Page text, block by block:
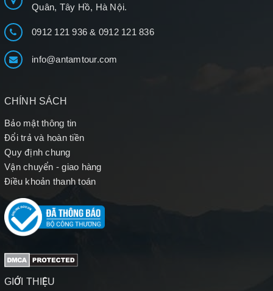
Quân, Tây Hồ, Hà Nội.
0912 121 936& 0912 121 836
info@antamtour.com
CHÍNH SÁCH
Bảo mật thông tin
Đổi trả và hoàn tiền
Quy định chung
Vận chuyển - giao hàng
Điều khoản thanh toán
GIỚI THIỆU